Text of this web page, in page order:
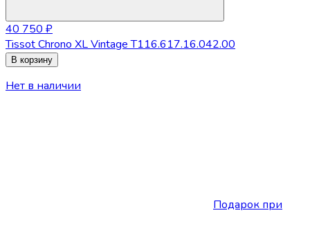
40 750 ₽
Tissot Chrono XL Vintage T116.617.16.042.00
В корзину
Нет в наличии
Подарок при